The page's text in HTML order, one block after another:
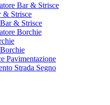
Bar & Strisce
& Strisce
& Strisce
Borchie
Pavimentazione
Strada Segno